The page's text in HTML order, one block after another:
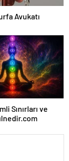
Avukatı
Sınırları ve